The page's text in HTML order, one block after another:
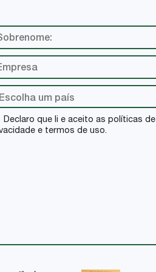
Declaro que li e aceito as políticas de
e termos de uso.